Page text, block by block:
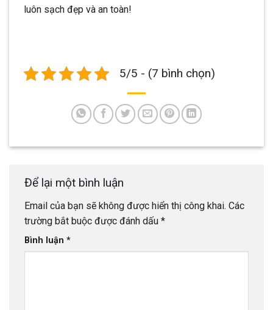
luôn sạch đẹp và an toàn!
5/5 - (7 bình chọn)
Để lại một bình luận
Email của bạn sẽ không được hiển thị công khai. Các
trường bắt buộc được đánh dấu *
Bình luận *